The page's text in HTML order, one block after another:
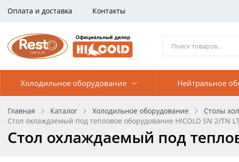
Оплата и доставка Контакты
Холодильное оборудование Нейтральное
Главная Каталог Холодильное оборудование Столы
Стол охлаждаемый под тепловое оборудование HICOLD SN 2/TN
Стол охлаждаемый под